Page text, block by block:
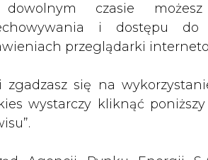
czasie
i dostępu
przeglądarki
zgadzasz się na
wystarczy kliknąć
treści marketingowych w
w Warszawie.
Państwa danych osobowych, w tym
prywatności.